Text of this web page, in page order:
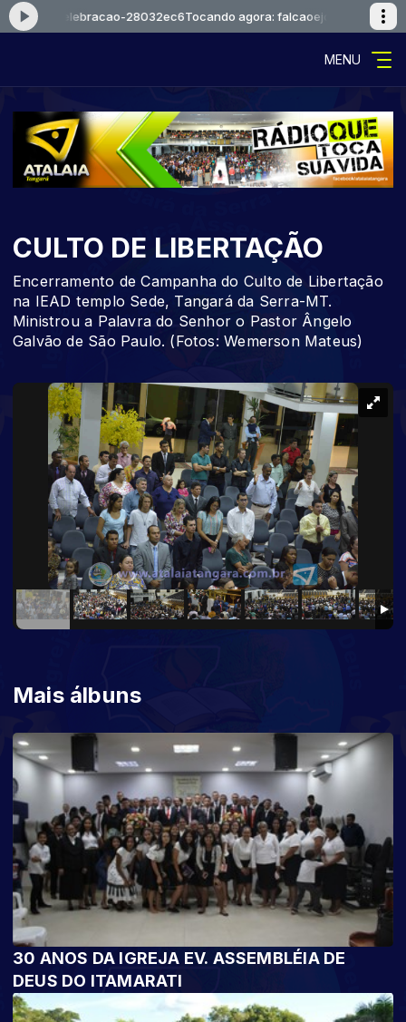
celebracao-28032ec6Tocando agora: falcaoejosue-
MENU
CULTO DE LIBERTAÇÃO
Encerramento de Campanha do Culto de Libertação
na IEAD templo Sede, Tangará da Serra-MT.
Ministrou a Palavra do Senhor o Pastor Ângelo
Galvão de São Paulo. (Fotos: Wemerson Mateus)
Mais álbuns
30 ANOS DA IGREJA EV. ASSEMBLÉIA DE
DEUS DO ITAMARATI